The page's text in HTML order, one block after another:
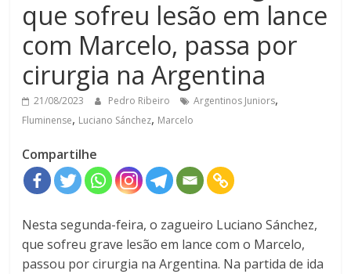
que sofreu lesão em lance
com Marcelo, passa por
cirurgia na Argentina
21/08/2023 Pedro Ribeiro Argentinos Juniors,
Fluminense, Luciano Sánchez, Marcelo
Compartilhe
Nesta segunda-feira, o zagueiro Luciano Sánchez,
que sofreu grave lesão em lance com o Marcelo,
passou por cirurgia na Argentina. Na partida de ida